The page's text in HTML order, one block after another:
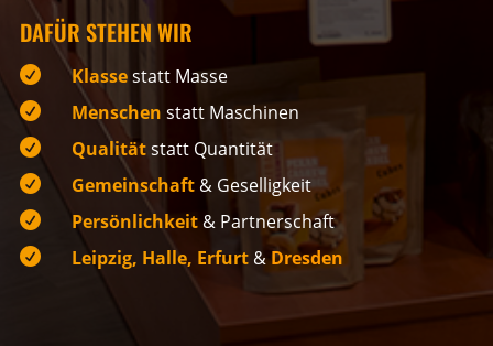
DAFÜR STEHEN WIR
 Klassestatt Masse
 Menschen statt Maschinen
 Qualitätstatt Quantität
 Gemeinschaft & Geselligkeit
 Persönlichkeit & Partnerschaft
 Leipzig, Halle, Erfurt &Dresden